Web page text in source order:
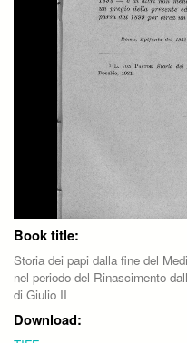
Book title:
Storia dei papi dalla fine del
nel periodo del Rinascimento
di Giulio II
Download: